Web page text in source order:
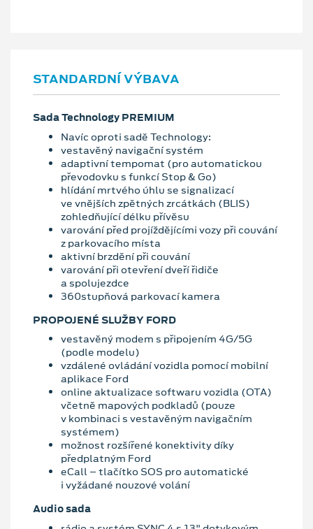
STANDARDNÍ VÝBAVA
Sada Technology PREMIUM
Navíc oproti sadě Technology:
vestavěný navigační systém
adaptivní tempomat (pro automatickou
převodovku s funkcí Stop & Go)
hlídání mrtvého úhlu se signalizací
ve vnějších zpětných zrcátkách (BLIS)
zohledňující délku přívěsu
varování před projíždějícími vozy při couvání
z parkovacího místa
aktivní brzdění při couvání
varování při otevření dveří řidiče
a spolujezdce
360stupňová parkovací kamera
PROPOJENÉ SLUŽBY FORD
vestavěný modem s připojením 4G/5G
(podle modelu)
vzdálené ovládání vozidla pomocí mobilní
aplikace Ford
online aktualizace softwaru vozidla (OTA)
včetně mapových podkladů (pouze
v kombinaci s vestavěným navigačním
systémem)
možnost rozšířené konektivity díky
předplatným Ford
eCall – tlačítko SOS pro automatické
i vyžádané nouzové volání
Audio sada